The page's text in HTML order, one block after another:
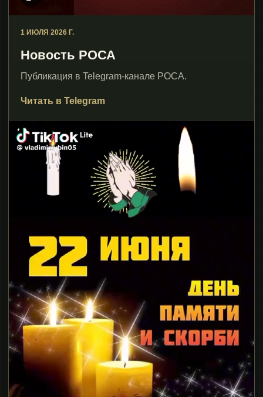
1 ИЮЛЯ 2026 Г.
Новость РОСА
Публикация в Telegram-канале РОСА.
Читать в Telegram